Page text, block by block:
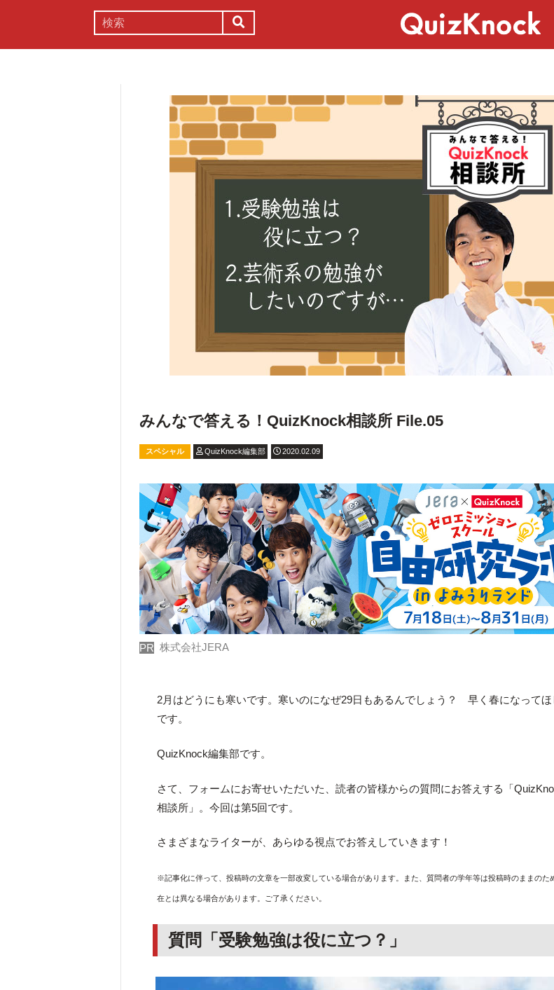
みんなで答える！QuizKnock相談所 File.05
スペシャル QuizKnock編集部 2020.02.09
PR 株式会社JERA
2月はどうにも寒いです。寒いのになぜ29日もあるんでしょう？ 早く春になってほ
です。
QuizKnock編集部です。
さて、フォームにお寄せいただいた、読者の皆様からの質問にお答えする「
相談所」。今回は第5回です。
さまざまなライターが、あらゆる視点でお答えしていきます！
※記事化に伴って、投稿時の文章を一部改変している場合があります。また、質問者の学年等は投稿時のままのた
在とは異なる場合があります。ご了承ください。
質問「受験勉強は役に立つ？」